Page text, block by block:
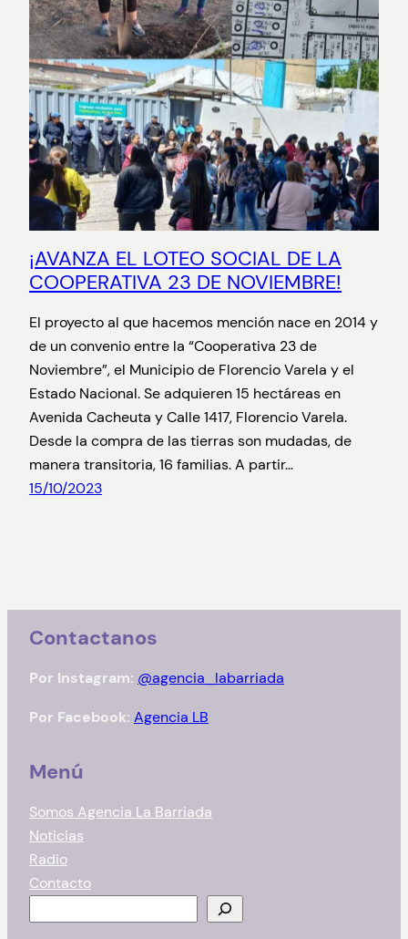
¡AVANZA EL LOTEO SOCIAL DE LA
COOPERATIVA 23 DE NOVIEMBRE!
El proyecto al que hacemos mención nace en 2014 y
de un convenio entre la “Cooperativa 23 de
Noviembre”, el Municipio de Florencio Varela y el
Estado Nacional. Se adquieren 15 hectáreas en
Avenida Cacheuta y Calle 1417, Florencio Varela.
Desde la compra de las tierras son mudadas, de
manera transitoria, 16 familias. A partir…
15/10/2023
Contactanos
Por Instagram: @agencia_labarriada
Por Facebook: Agencia LB
Menú
Somos Agencia La Barriada
Noticias
Radio
Contacto